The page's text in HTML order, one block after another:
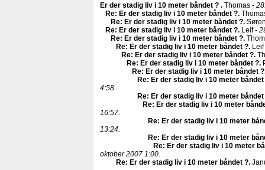
Er der stadig liv i 10 meter båndet ? . Thomas -
Re: Er der stadig liv i 10 meter båndet ?.
Re: Er der stadig liv i 10 meter båndet ?.
Re: Er der stadig liv i 10 meter båndet ?. Leif -
Re: Er der stadig liv i 10 meter båndet ?.
Re: Er der stadig liv i 10 meter båndet ?.
Re: Er der stadig liv i 10 meter båndet ?.
Re: Er der stadig liv i 10 meter båndet ?.
Re: Er der stadig liv i 10 meter båndet ?
Re: Er der stadig liv i 10 meter båndet
4:58.
Re: Er der stadig liv i 10 meter båndet
Re: Er der stadig liv i 10 meter
16:57.
Re: Er der stadig liv i 10 meter
13:24.
Re: Er der stadig liv i 10 meter
Re: Er der stadig liv i 10 meter
oktober 2007 1:00.
Re: Er der stadig liv i 10 meter båndet ?.